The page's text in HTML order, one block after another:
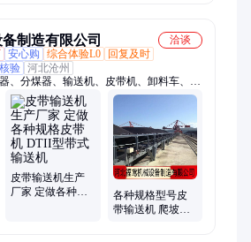
制造有限公司
洽谈
安心购 综合体验L0
回复及时
验 河北沧州
、分煤器、输送机、皮带机、卸料车、平
、清扫器、750托辊、轴承座、驱动架、
渣滚筒、品型托辊、托辊配件、输送带
辊、三连托辊、耐磨刮刀、托辊滚筒、三
皮带输送机生产
厂家 定做各种规
各种规格型号皮
带输送机 爬坡水